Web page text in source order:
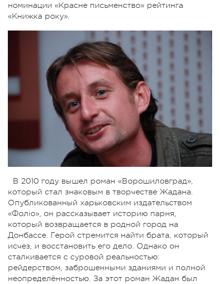
номинации «Красне письменство» рейтинга
«Книжка року».
В 2010 году вышел роман «Ворошиловград»,
который стал знаковым в творчестве Жадана.
Опубликованный харьковским издательством
«Фоліо», он рассказывает историю парня,
который возвращается в родной город на
Донбассе. Герой стремится найти брата, который
исчез, и восстановить его дело. Однако он
сталкивается с суровой реальностью:
рейдерством, заброшенными зданиями и полной
неопределённостью. За этот роман Жадан был